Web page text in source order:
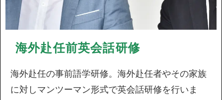
海外赴任前英会話研修
海外赴任の事前語学研修。海外赴任者やその家族
に対しマンツーマン形式で英会話研修を行いま